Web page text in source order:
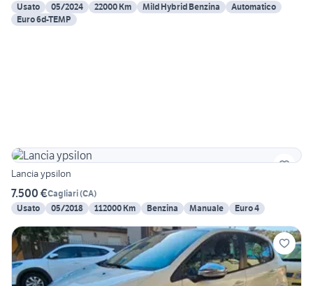
Usato
05/2024 22000 Km Mild Hybrid Benzina
Automatico
Euro 6d-TEMP
Lancia ypsilon
7.500 €Cagliari(CA)
Usato
05/2018 112000 Km Benzina Manuale Euro 4